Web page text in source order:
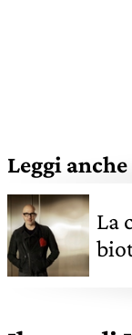
Leggi anche
La